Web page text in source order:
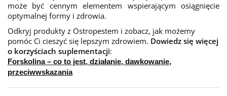
może być cennym elementem wspierającym osiągnięcie
optymalnej formy i zdrowia.
Odkryj produkty z Ostropestem i zobacz, jak możemy
pomóc Ci cieszyć się lepszym zdrowiem. Dowiedz się więcej
o korzyściach suplementacji:
Forskolina – co to jest, działanie, dawkowanie,
przeciwwskazania